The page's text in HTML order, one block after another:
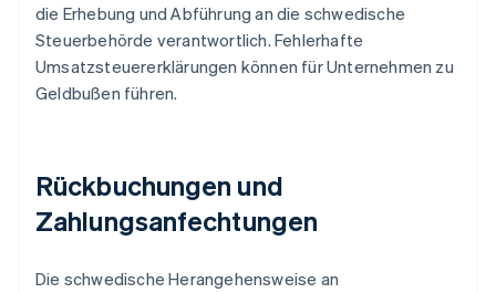
die Erhebung und Abführung an die schwedische
Steuerbehörde verantwortlich. Fehlerhafte
Umsatzsteuererklärungen können für Unternehmen zu
Geldbußen führen.
Rückbuchungen und
Zahlungsanfechtungen
Die schwedische Herangehensweise an